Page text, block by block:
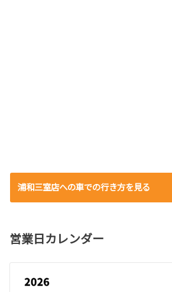
浦和三室店への車での行き方を見る
営業日カレンダー